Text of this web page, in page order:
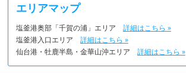
エリアマップ
塩釜港奥部「千賀の浦」エリア 詳細はこちら »
塩釜港入口エリア 詳細はこちら »
仙台港・牡鹿半島・金華山沖エリア 詳細はこちら »